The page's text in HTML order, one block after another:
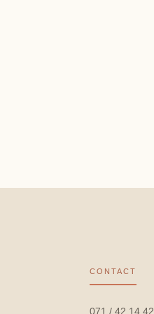
CONTACT
071 / 42 14 42